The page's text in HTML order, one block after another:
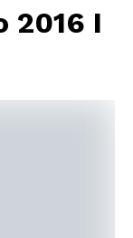
2016 I